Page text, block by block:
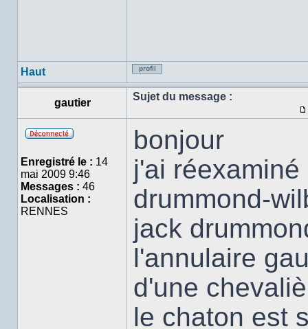
Haut
Profil
gautier
Sujet du message :
ligne
Enregistré le : 14
mai 2009 9:46
Messages : 46
Localisation :
RENNES
bonjour
j'ai
drummond-
jack
l'annulaire
d'une
le chaton est